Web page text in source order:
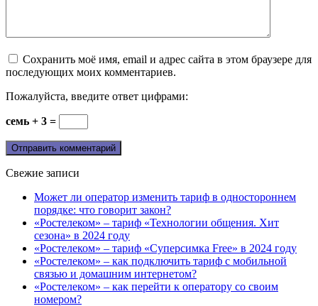
Сохранить моё имя, email и адрес сайта в этом браузере для
последующих моих комментариев.
Пожалуйста, введите ответ цифрами:
семь + 3 =
Свежие записи
Может ли оператор изменить тариф в одностороннем
порядке: что говорит закон?
«Ростелеком» – тариф «Технологии общения. Хит
сезона» в 2024 году
«Ростелеком» – тариф «Суперсимка Free» в 2024 году
«Ростелеком» – как подключить тариф с мобильной
связью и домашним интернетом?
«Ростелеком» – как перейти к оператору со своим
номером?